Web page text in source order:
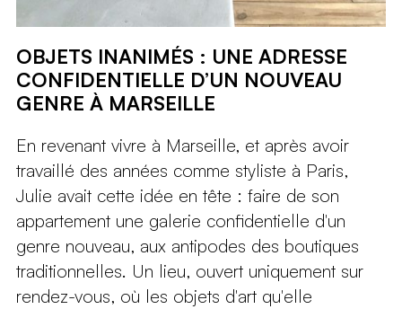
OBJETS INANIMÉS : UNE ADRESSE
CONFIDENTIELLE D’UN NOUVEAU
GENRE À MARSEILLE
En revenant vivre à Marseille, et après avoir
travaillé des années comme styliste à Paris,
Julie avait cette idée en tête : faire de son
appartement une galerie confidentielle d'un
genre nouveau, aux antipodes des boutiques
traditionnelles. Un lieu, ouvert uniquement sur
rendez-vous, où les objets d'art qu'elle